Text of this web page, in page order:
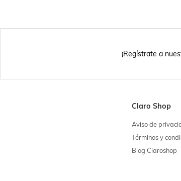
¡Regístrate a
Claro Shop
Aviso de
Términos y
Blog Claroshop